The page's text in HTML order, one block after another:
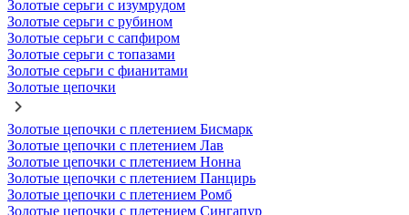
Золотые серьги с изумрудом
Золотые серьги с рубином
Золотые серьги с сапфиром
Золотые серьги с топазами
Золотые серьги с фианитами
Золотые цепочки
Золотые цепочки с плетением Бисмарк
Золотые цепочки с плетением Лав
Золотые цепочки с плетением Нонна
Золотые цепочки с плетением Панцирь
Золотые цепочки с плетением Ромб
Золотые цепочки с плетением Сингапур